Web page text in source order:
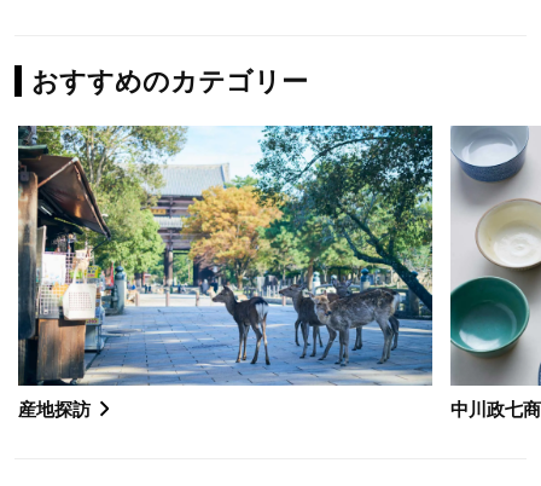
おすすめのカテゴリー
産地探訪 中川政七